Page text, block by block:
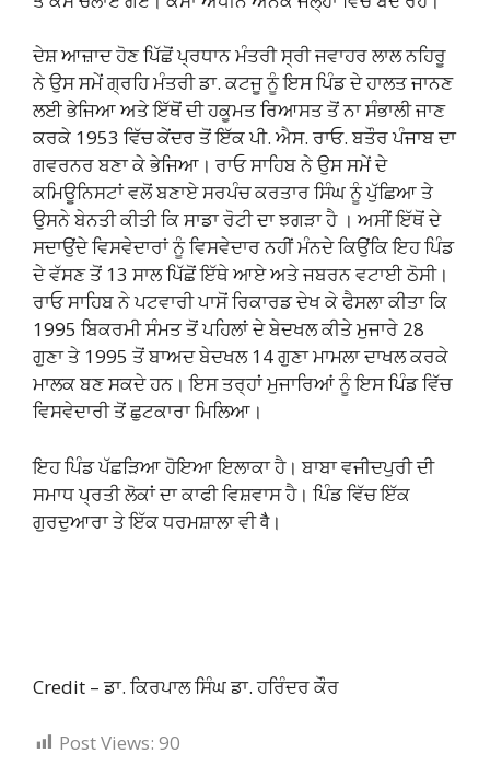
ਦੇਸ਼ ਆਜ਼ਾਦ ਹੋਣ ਪਿੱਛੋਂ ਪ੍ਰਧਾਨ ਮੰਤਰੀ ਸ੍ਰੀ ਜਵਾਹਰ ਲਾਲ ਨਹਿਰੂ
ਨੇ ਉਸ ਸਮੇਂ ਗ੍ਰਹਿ ਮੰਤਰੀ ਡਾ. ਕਟਜੂ ਨੂੰ ਇਸ ਪਿੰਡ ਦੇ ਹਾਲਤ ਜਾਨਣ
ਲਈ ਭੇਜਿਆ ਅਤੇ ਇੱਥੋਂ ਦੀ ਹਕੂਮਤ ਰਿਆਸਤ ਤੋਂ ਨਾ ਸੰਭਾਲੀ ਜਾਣ
ਕਰਕੇ 1953 ਵਿੱਚ ਕੇਂਦਰ ਤੋਂ ਇੱਕ ਪੀ. ਐਸ. ਰਾਓ. ਬਤੌਰ ਪੰਜਾਬ ਦਾ
ਗਵਰਨਰ ਬਣਾ ਕੇ ਭੇਜਿਆ। ਰਾਓ ਸਾਹਿਬ ਨੇ ਉਸ ਸਮੇਂ ਦੇ
ਕਮਿਊਨਿਸਟਾਂ ਵਲੋਂ ਬਣਾਏ ਸਰਪੰਚ ਕਰਤਾਰ ਸਿੰਘ ਨੂੰ ਪੁੱਛਿਆ ਤੇ
ਉਸਨੇ ਬੇਨਤੀ ਕੀਤੀ ਕਿ ਸਾਡਾ ਰੋਟੀ ਦਾ ਝਗੜਾ ਹੈ । ਅਸੀਂ ਇੱਥੋਂ ਦੇ
ਸਦਾਉਂਦੇ ਵਿਸਵੇਦਾਰਾਂ ਨੂੰ ਵਿਸਵੇਦਾਰ ਨਹੀਂ ਮੰਨਦੇ ਕਿਉਂਕਿ ਇਹ ਪਿੰਡ
ਦੇ ਵੱਸਣ ਤੋਂ 13 ਸਾਲ ਪਿੱਛੋਂ ਇੱਥੇ ਆਏ ਅਤੇ ਜਬਰਨ ਵਟਾਈ ਠੋਸੀ।
ਰਾਓ ਸਾਹਿਬ ਨੇ ਪਟਵਾਰੀ ਪਾਸੋਂ ਰਿਕਾਰਡ ਦੇਖ ਕੇ ਫੈਸਲਾ ਕੀਤਾ ਕਿ
1995 ਬਿਕਰਮੀ ਸੰਮਤ ਤੋਂ ਪਹਿਲਾਂ ਦੇ ਬੇਦਖਲ ਕੀਤੇ ਮੁਜਾਰੇ 28
ਗੁਣਾ ਤੇ 1995 ਤੋਂ ਬਾਅਦ ਬੇਦਖਲ 14 ਗੁਣਾ ਮਾਮਲਾ ਦਾਖਲ ਕਰਕੇ
ਮਾਲਕ ਬਣ ਸਕਦੇ ਹਨ। ਇਸ ਤਰ੍ਹਾਂ ਮੁਜਾਰਿਆਂ ਨੂੰ ਇਸ ਪਿੰਡ ਵਿੱਚ
ਵਿਸਵੇਦਾਰੀ ਤੋਂ ਛੁਟਕਾਰਾ ਮਿਲਿਆ।
ਇਹ ਪਿੰਡ ਪੱਛੜਿਆ ਹੋਇਆ ਇਲਾਕਾ ਹੈ। ਬਾਬਾ ਵਜੀਦਪੁਰੀ ਦੀ
ਸਮਾਧ ਪ੍ਰਤੀ ਲੋਕਾਂ ਦਾ ਕਾਫੀ ਵਿਸ਼ਵਾਸ ਹੈ। ਪਿੰਡ ਵਿੱਚ ਇੱਕ
ਗੁਰਦੁਆਰਾ ਤੇ ਇੱਕ ਧਰਮਸ਼ਾਲਾ ਵੀ वै।
Credit – ਡਾ. ਕਿਰਪਾਲ ਸਿੰਘ ਡਾ. ਹਰਿੰਦਰ ਕੌਰ
Post Views: 90